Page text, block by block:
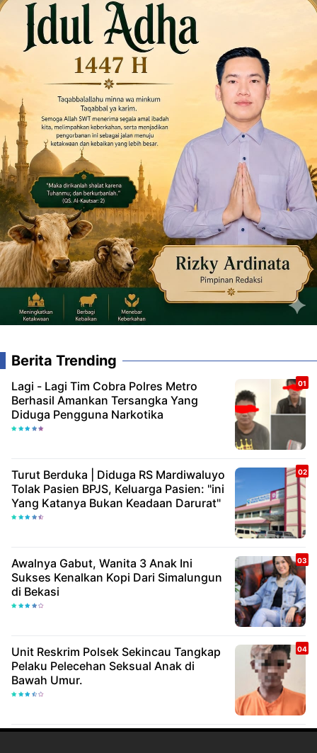
Berita Trending
Lagi - Lagi Tim Cobra Polres Metro
Berhasil Amankan Tersangka Yang
Diduga Pengguna Narkotika
Turut Berduka | Diduga RS Mardiwaluyo
Tolak Pasien BPJS, Keluarga Pasien: "ini
Yang Katanya Bukan Keadaan Darurat"
Awalnya Gabut, Wanita 3 Anak Ini
Sukses Kenalkan Kopi Dari Simalungun
di Bekasi
Unit Reskrim Polsek Sekincau Tangkap
Pelaku Pelecehan Seksual Anak di
Bawah Umur.